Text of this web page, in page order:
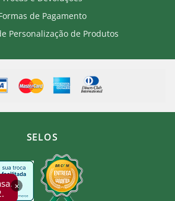
×
de Pagamento
Personalização de Produtos
SELOS